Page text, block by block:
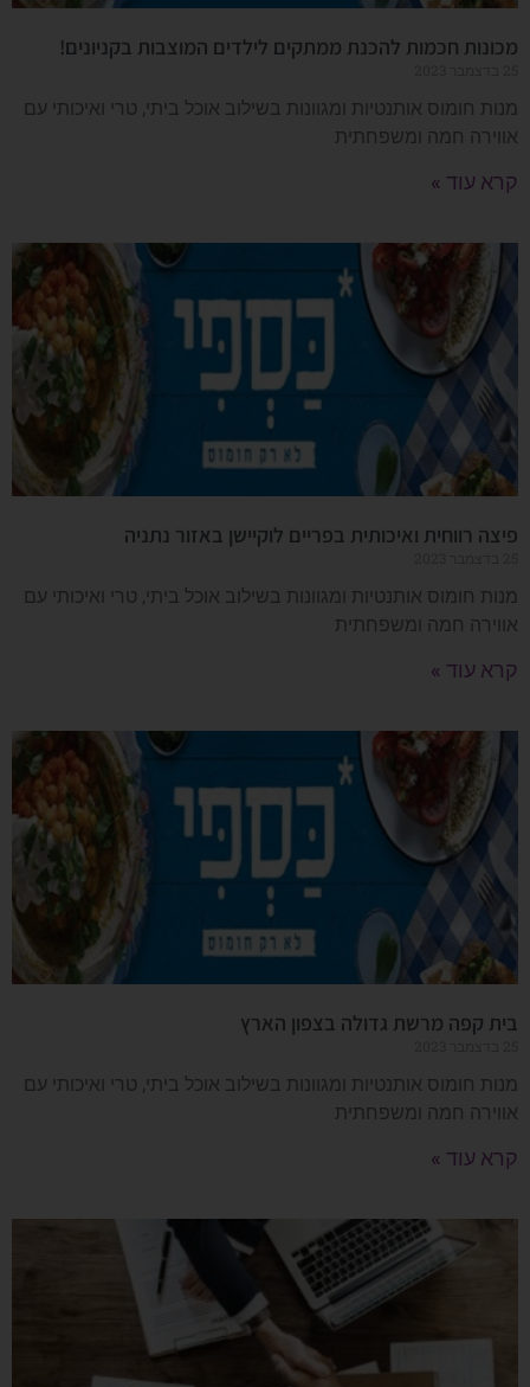
מכונות חכמות להכנת ממתקים לילדים המוצבות בקניונים!
מנות חומוס אותנטיות ומגוונות בשילוב אוכל ביתי, טרי ואיכותי עם
אווירה חמה ומשפחתית
קרא עוד »
פיצה רווחית ואיכותית בפריים לוקיישן באזור נתניה
מנות חומוס אותנטיות ומגוונות בשילוב אוכל ביתי, טרי ואיכותי עם
אווירה חמה ומשפחתית
קרא עוד »
בית קפה מרשת גדולה בצפון הארץ
מנות חומוס אותנטיות ומגוונות בשילוב אוכל ביתי, טרי ואיכותי עם
אווירה חמה ומשפחתית
קרא עוד »